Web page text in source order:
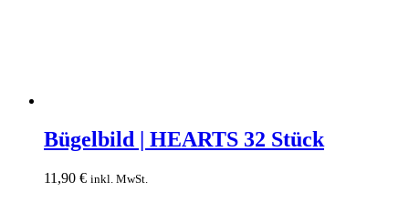
|
HEARTS
Stück
Bügelbild | HEARTS 32 Stück
11,90 € inkl. MwSt.